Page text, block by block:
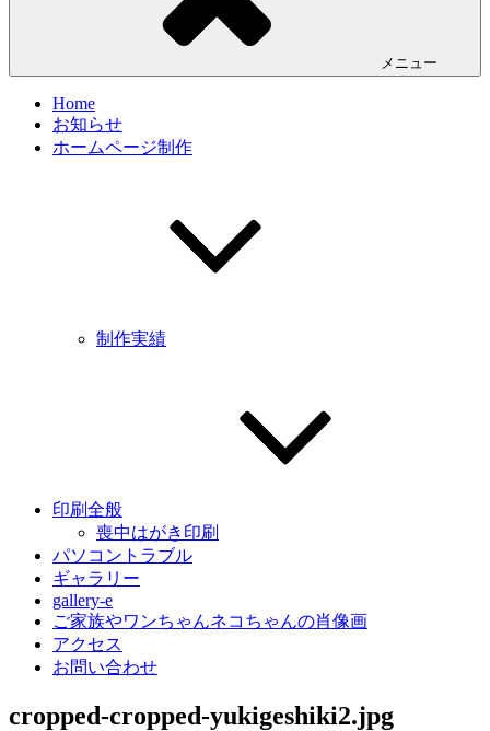
メニュー
Home
お知らせ
ホームページ制作
制作実績
印刷全般
喪中はがき印刷
パソコントラブル
ギャラリー
gallery-e
ご家族やワンちゃんネコちゃんの肖像画
アクセス
お問い合わせ
cropped-cropped-yukigeshiki2.jpg